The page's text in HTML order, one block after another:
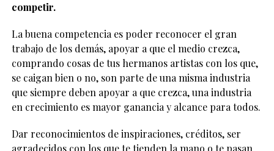
competir.
La buena competencia es poder reconocer el gran
trabajo de los demás, apoyar a que el medio crezca,
comprando cosas de tus hermanos artistas con los que,
se caigan bien o no, son parte de una misma industria
que siempre deben apoyar a que crezca, una industria
en crecimiento es mayor ganancia y alcance para todos.
Dar reconocimientos de inspiraciones, créditos, ser